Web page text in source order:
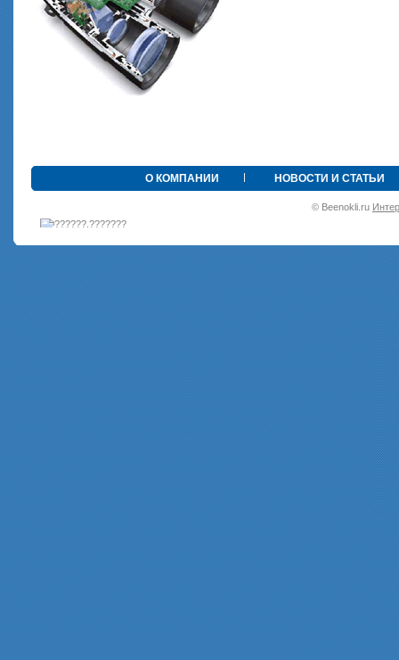
О КОМПАНИИ НОВОСТИ И СТАТЬИ
© Beenokli.ru
•